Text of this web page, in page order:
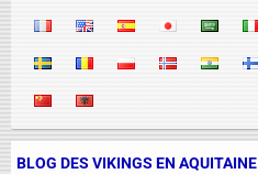
BLOG DES VIKINGS EN AQUITAINE